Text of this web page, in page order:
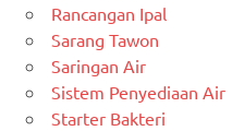
Rancangan Ipal
Sarang Tawon
Saringan Air
Sistem Penyediaan Air
Starter Bakteri